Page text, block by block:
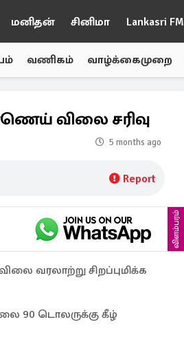
மனிதன் சினிமா Lankasri FM
வணிகம் வாழ்க்கைமுறை
விலை சரிவு
5 months ago
Report
விளம்பரம்
வரலாற்று சிறப்புமிக்க
90 டொலருக்கு கீழ்